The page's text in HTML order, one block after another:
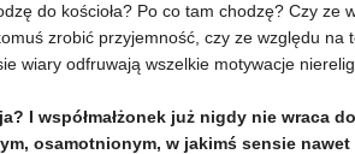
do kościoła? Po co tam chodzę? Czy ze
zrobić przyjemność, czy ze względu na
wiary odfruwają wszelkie motywacje
I współmałżonek już nigdy nie wraca
osamotnionym, w jakimś sensie nawet